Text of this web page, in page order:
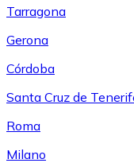
Tarragona
Gerona
Córdoba
Santa Cruz de
Roma
Milano